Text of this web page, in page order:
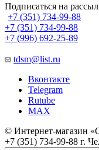
Подписаться на
+7 (351) 734-99-88
+7 (351) 734-99-88
+7 (996) 692-25-89
tdsm@list.ru
Вконтакте
Telegram
Rutube
MAX
© Интернет-магазин
+7 (351) 734-99-88 г.